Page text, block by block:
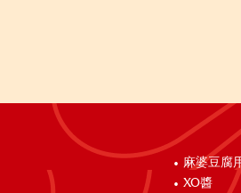
麻婆豆腐
XO醬